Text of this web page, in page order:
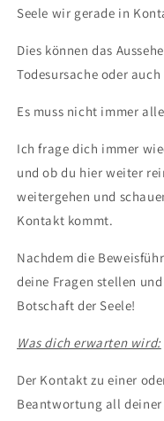
Seele wir gerade in
Dies können das
Todesursache oder
Es muss nicht immer
Ich frage dich immer
und ob du hier weiter
weitergehen und
Kontakt kommt.
Nachdem die
deine Fragen stellen
Botschaft der Seele!
Was dich erwarten wird:
Der Kontakt zu einer
Beantwortung all deiner